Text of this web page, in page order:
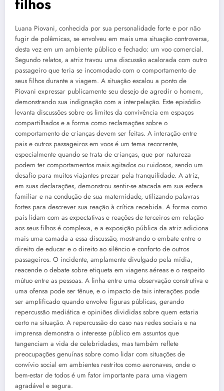
filhos
Luana Piovani, conhecida por sua personalidade forte e por não
fugir de polêmicas, se envolveu em mais uma situação controversa,
desta vez em um ambiente público e fechado: um voo comercial.
Segundo relatos, a atriz travou uma discussão acalorada com outro
passageiro que teria se incomodado com o comportamento de
seus filhos durante a viagem. A situação escalou a ponto de
Piovani expressar publicamente seu desejo de agredir o homem,
demonstrando sua indignação com a interpelação. Este episódio
levanta discussões sobre os limites da convivência em espaços
compartilhados e a forma como reclamações sobre o
comportamento de crianças devem ser feitas. A interação entre
pais e outros passageiros em voos é um tema recorrente,
especialmente quando se trata de crianças, que por natureza
podem ter comportamentos mais agitados ou ruidosos, sendo um
desafio para muitos viajantes prezar pela tranquilidade. A atriz,
em suas declarações, demonstrou sentir-se atacada em sua esfera
familiar e na condução de sua maternidade, utilizando palavras
fortes para descrever sua reação à crítica recebida. A forma como
pais lidam com as expectativas e reações de terceiros em relação
aos seus filhos é complexa, e a exposição pública da atriz adiciona
mais uma camada a essa discussão, mostrando o embate entre o
direito de educar e o direito ao silêncio e conforto de outros
passageiros. O incidente, amplamente divulgado pela mídia,
reacende o debate sobre etiqueta em viagens aéreas e o respeito
mútuo entre as pessoas. A linha entre uma observação construtiva e
uma ofensa pode ser tênue, e o impacto de tais interações pode
ser amplificado quando envolve figuras públicas, gerando
repercussão mediática e opiniões divididas sobre quem estaria
certo na situação. A repercussão do caso nas redes sociais e na
imprensa demonstra o interesse público em assuntos que
tangenciam a vida de celebridades, mas também reflete
preocupações genuínas sobre como lidar com situações de
convívio social em ambientes restritos como aeronaves, onde o
bem-estar de todos é um fator importante para uma viagem
agradável e segura.